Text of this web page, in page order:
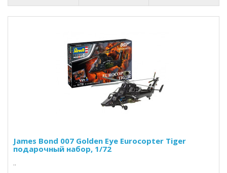
James Bond 007 Golden Eye Eurocopter Tiger
подарочный набор, 1/72
..